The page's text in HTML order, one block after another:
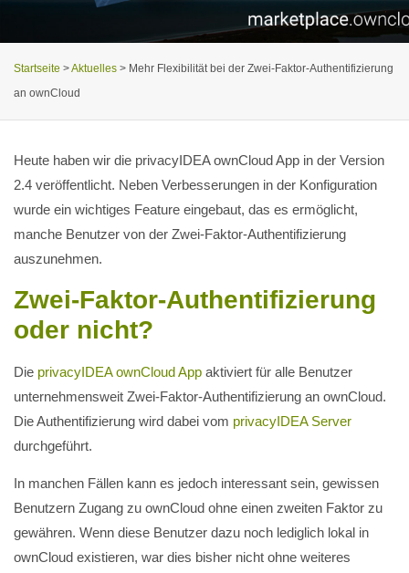
Startseite >Aktuelles > Mehr Flexibilität bei der Zwei-Faktor-Authentifizierung
an ownCloud
Heute haben wir die privacyIDEA ownCloud App in der Version
2.4 veröffentlicht. Neben Verbesserungen in der Konfiguration
wurde ein wichtiges Feature eingebaut, das es ermöglicht,
manche Benutzer von der Zwei-Faktor-Authentifizierung
auszunehmen.
Zwei-Faktor-Authentifizierung
oder nicht?
Die privacyIDEA ownCloud App aktiviert für alle Benutzer
unternehmensweit Zwei-Faktor-Authentifizierung an ownCloud.
Die Authentifizierung wird dabei vom privacyIDEA Server
durchgeführt.
In manchen Fällen kann es jedoch interessant sein, gewissen
Benutzern Zugang zu ownCloud ohne einen zweiten Faktor zu
gewähren. Wenn diese Benutzer dazu noch lediglich lokal in
ownCloud existieren, war dies bisher nicht ohne weiteres